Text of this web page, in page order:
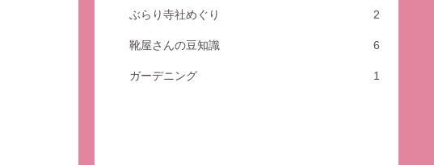
ぶらり寺社めぐり 2
靴屋さんの豆知識 6
ガーデニング 1